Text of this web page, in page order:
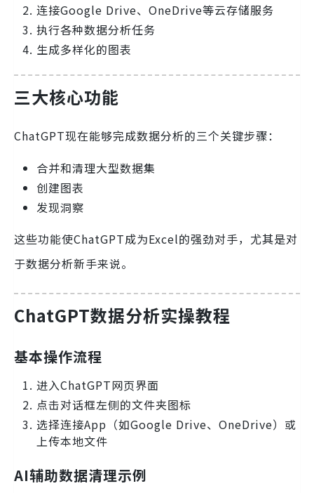
连接Google Drive、OneDrive等云存储服务
执行各种数据分析任务
生成多样化的图表
三大核心功能
ChatGPT现在能够完成数据分析的三个关键步骤：
合并和清理大型数据集
创建图表
发现洞察
这些功能使ChatGPT成为Excel的强劲对手，尤其是对
于数据分析新手来说。
ChatGPT数据分析实操教程
基本操作流程
进入ChatGPT网页界面
点击对话框左侧的文件夹图标
选择连接App（如Google Drive、OneDrive）或
上传本地文件
AI辅助数据清理示例